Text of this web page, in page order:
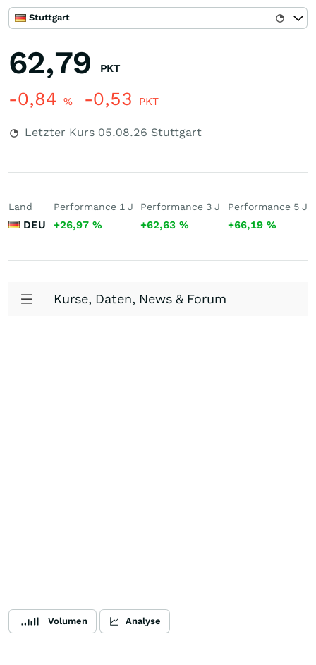
Stuttgart
62,79 PKT
-0,84 % -0,53 PKT
Letzter Kurs 05.08.26 Stuttgart
Land
DEU
Performance 1 J
+26,97 %
Performance 3 J
+62,63%
Performance 5 J
+66,19 %
Kurse, Daten, News & Forum
Volumen Analyse